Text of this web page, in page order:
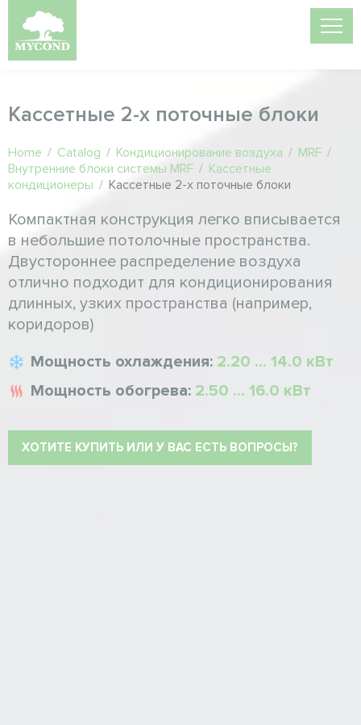
Кассетные 2-х поточные блоки
Home / Catalog / Кондиционирование воздуха / MRF /
Внутренние блоки системы MRF / Кассетные
кондиционеры / Кассетные 2-х поточные блоки
Компактная конструкция легко вписывается
в небольшие потолочные пространства.
Двустороннее распределение воздуха
отлично подходит для кондиционирования
длинных, узких пространства (например,
коридоров)
Мощность охлаждения: 2.20 ... 14.0 кВт
Мощность обогрева: 2.50 ... 16.0 кВт
ХОТИТЕ КУПИТЬ ИЛИ У ВАС ЕСТЬ ВОПРОСЫ?